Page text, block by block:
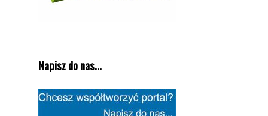
Napisz do nas...